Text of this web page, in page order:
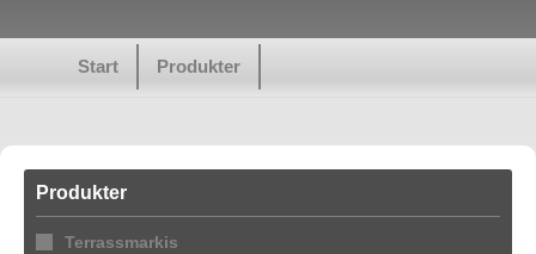
Start Produkter
Produkter
Terrassmarkis